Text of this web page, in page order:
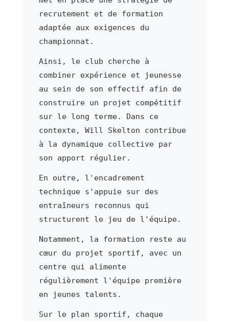
recrutement et de formation
adaptée aux exigences du
championnat.
Ainsi, le club cherche à
combiner expérience et jeunesse
au sein de son effectif afin de
construire un projet compétitif
sur le long terme. Dans ce
contexte, Will Skelton contribue
à la dynamique collective par
son apport régulier.
En outre, l'encadrement
technique s'appuie sur des
entraîneurs reconnus qui
structurent le jeu de l'équipe.
Notamment, la formation reste au
cœur du projet sportif, avec un
centre qui alimente
régulièrement l'équipe première
en jeunes talents.
Sur le plan sportif, chaque